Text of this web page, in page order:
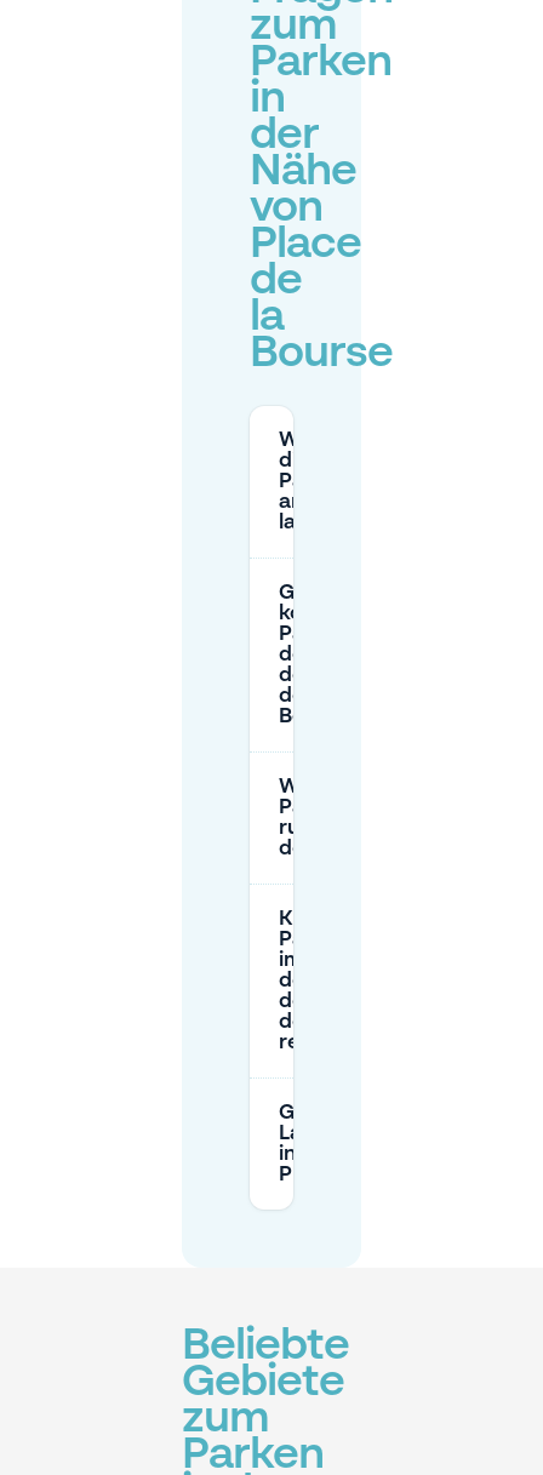
zum
Parken
in
der
Nähe
von
Place
de
la
Bourse
Wie hoch sind
die
Parkgebühren
am Place de
la Bourse?
Gibt es
kostenloses
Parken in
der Nähe
des Place
de la
Bourse?
Was sind die
Parkbeschränkungen
rund um den Place
de la Bourse?
Kann ich
Parkplätze
im Voraus in
der Nähe
des Place
de la Bourse
reservieren?
Gibt es
Langzeitparkplätze
in der Nähe des
Place de la Bourse?
Beliebte
Gebiete
zum
Parken